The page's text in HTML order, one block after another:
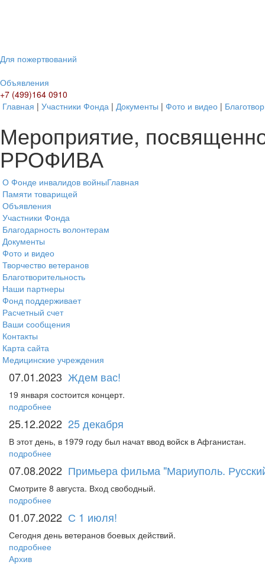
Для пожертвований
Объявления
+7 (499)164 0910
Главная | Участники Фонда | Документы | Фото и видео |
Мероприятие,
РРОФИВА
Главная
О Фонде инвалидов войны
Памяти товарищей
Объявления
Участники Фонда
Благодарность волонтерам
Документы
Фото и видео
Творчество ветеранов
Благотворительность
Наши партнеры
Фонд поддерживает
Расчетный счет
Ваши сообщения
Контакты
Карта сайта
Медицинские учреждения
07.01.2023 Ждем вас!
19 января состоится концерт.
подробнее
25.12.2022 25 декабря
В этот день, в 1979 году был начат ввод войск в Афганистан.
подробнее
07.08.2022 Примьера фильма "Мариуполь.
Смотрите 8 августа. Вход свободный.
подробнее
01.07.2022 С 1 июля!
Сегодня день ветеранов боевых действий.
подробнее
Архив